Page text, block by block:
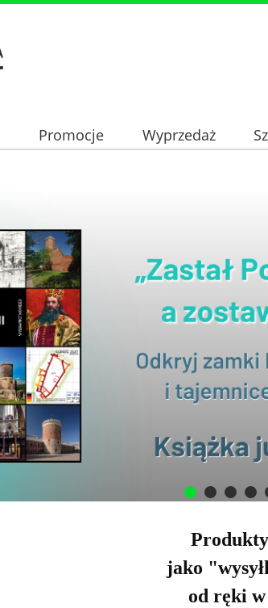
Promocje Wyprzedaż
jako
od ręki